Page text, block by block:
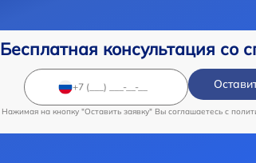
Бесплатная консультация со
Нажимая на кнопку "Оставить заявку" Вы соглашаетесь c